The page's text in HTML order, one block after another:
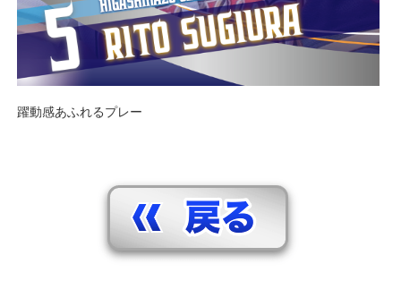
躍動感あふれるプレー